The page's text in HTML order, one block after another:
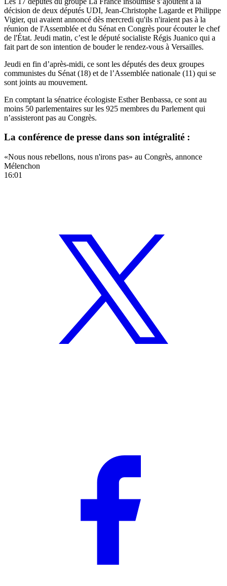
décision de deux députés UDI, Jean-Christophe Lagarde et Philippe
Vigier, qui avaient annoncé dès mercredi qu'ils n'iraient pas à la
réunion de l'Assemblée et du Sénat en Congrès pour écouter le chef
de l'État. Jeudi matin, c’est le député socialiste Régis Juanico qui a
fait part de son intention de bouder le rendez-vous à Versailles.
Jeudi en fin d’après-midi, ce sont les députés des deux groupes
communistes du Sénat (18) et de l’Assemblée nationale (11) qui se
sont joints au mouvement.
En comptant la sénatrice écologiste Esther Benbassa, ce sont au
moins 50 parlementaires sur les 925 membres du Parlement qui
n’assisteront pas au Congrès.
La conférence de presse dans son intégralité :
«Nous nous rebellons, nous n'irons pas» au Congrès, annonce
Mélenchon
16:01